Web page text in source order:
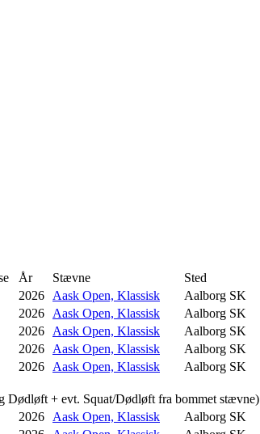
År Stævne
Sted
2026 Aask Open, Klassisk
Aalborg SK
2026 Aask Open, Klassisk
Aalborg SK
2026 Aask Open, Klassisk
Aalborg SK
2026 Aask Open, Klassisk
Aalborg SK
2026 Aask Open, Klassisk Aalborg SK
Dødløft + evt. Squat/Dødløft fra bommet stævne)
2026 Aask Open, Klassisk
Aalborg SK